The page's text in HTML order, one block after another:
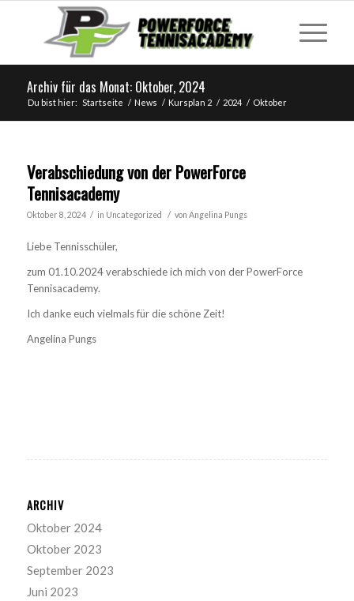
Archiv für das Monat: Oktober, 2024
Du bist hier: Startseite / News / Kursplan 2 / 2024 / Oktober
Verabschiedung von der PowerForce
Tennisacademy
Oktober 8, 2024 / in Uncategorized / von Angelina Pungs
Liebe Tennisschüler,
zum 01.10.2024 verabschiede ich mich von der PowerForce
Tennisacademy.
Ich danke euch vielmals für die schöne Zeit!
Angelina Pungs
ARCHIV
Oktober 2024
Oktober 2023
September 2023
Juni 2023